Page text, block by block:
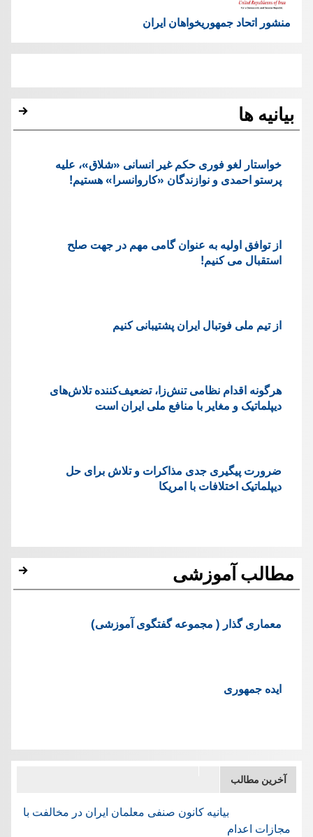
منشور اتحاد جمهوریخواهان ایران
بیانیه ها
خواستار لغو فوری حکم غیر انسانی «شلاق»، علیه
پرستو احمدی و نوازندگان «کاروانسرا» هستیم!
از توافق اولیه به عنوان گامی مهم در جهت صلح
استقبال می کنیم!
از تیم ملی فوتبال ایران پشتیبانی کنیم
هرگونه اقدام نظامی تنش‌زا، تضعیف‌کننده تلاش‌های
دیپلماتیک و مغایر با منافع ملی ایران است
ضرورت پیگیری جدی مذاکرات و تلاش برای حل
دیپلماتیک اختلافات با امریکا
مطالب آموزشی
معماری گذار ( مجموعه گفتگوی آموزشی)
ایده جمهوری
آخرین مطالب
بیانیه کانون صنفی معلمان ایران در مخالفت با
مجازات اعدام